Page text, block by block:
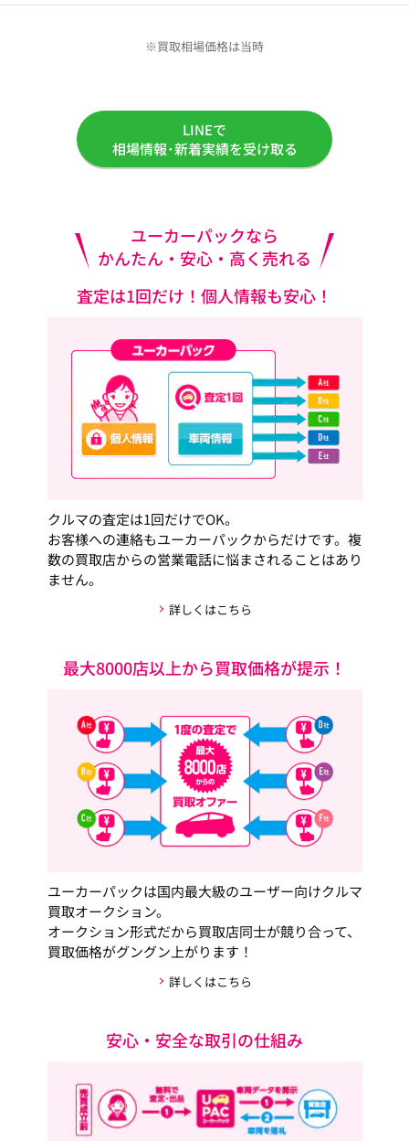
※買取相場価格は当時
LINEで
相場情報･新着実績を受け取る
ユーカーパックなら
かんたん・安心・高く売れる
査定は1回だけ！個人情報も安心！
クルマの査定は1回だけでOK。
お客様への連絡もユーカーパックからだけです。複
数の買取店からの営業電話に悩まされることはあり
ません。
詳しくはこちら
最大8000店以上から買取価格が提示！
ユーカーパックは国内最大級のユーザー向けクルマ
買取オークション。
オークション形式だから買取店同士が競り合って、
買取価格がグングン上がります！
詳しくはこちら
安心・安全な取引の仕組み